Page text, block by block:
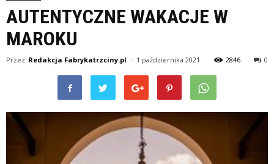
AUTENTYCZNE WAKACJE W
MAROKU
Przez Redakcja Fabrykatrzciny.pl - 1 października 2021 0
2846